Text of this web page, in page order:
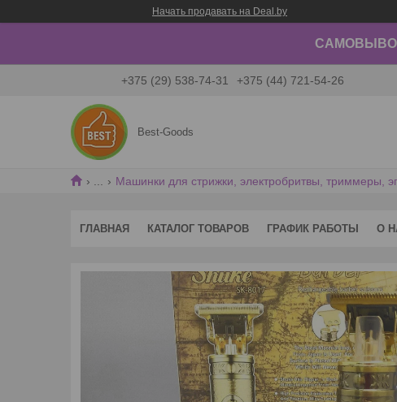
Начать продавать на Deal.by
+375 (29) 538-74-31 +375 (44) 721-54-26
Best-Goods
Машинки для стрижки, электробритвы, триммеры,
ГЛАВНАЯ КАТАЛОГ ТОВАРОВ ГРАФИК РАБОТЫ О